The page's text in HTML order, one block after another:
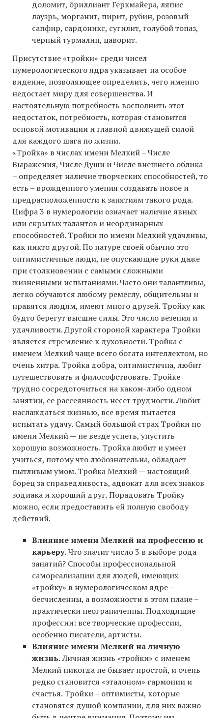
доломит, бриллиант Геркмайера, ляпис
лаузрь, морганит, пирит, рубин, розовый
сапфир, сардоникс, сугилит, голубой топаз,
черный турмалин, цаворит.
Присутствие «тройки» среди чисел
нумерологического ядра указывает на особое
видение, позволяющее определить, чего именно
недостает миру для совершенства. И
настоятельную потребность восполнить этот
недостаток, потребность, которая становится
основой мотивации и главной движущей силой
для каждого шага по жизни.
«Тройка» в числах имени Мелкий – Числе
Выражения, Числе Души и Числе внешнего облика
– определяет наличие творческих способностей, то
есть – врожденного умения создавать новое и
предрасположенности к занятиям такого рода.
Цифра 3 в нумерологии означает наличие явных
или скрытых талантов и неординарных
способностей. Тройки по имени Мелкий удачливы,
как никто другой. По натуре своей обычно это
оптимистичные люди, не опускающие руки даже
при столкновении с самыми сложными
жизненными испытаниями. Часто они талантливы,
легко обучаются любому ремеслу, общительны и
нравятся людям, имеют много друзей. Тройку как
будто берегут высшие силы. Это число везения и
удачливости. Другой стороной характера Тройки
является стремление к духовности. Тройка с
именем Мелкий чаще всего богата интеллектом, но
очень хитра. Тройка добра, оптимистична, любит
путешествовать и философствовать. Тройке
трудно сосредоточиться на каком-либо одном
занятии, ее рассеянность несет трудности. Любит
наслаждаться жизнью, все время пытается
испытать удачу. Самый большой страх Тройки по
имени Мелкий — не везде успеть, упустить
хорошую возможность. Тройка любит и умеет
учиться, потому что любознательна, обладает
пытливым умом. Тройка Мелкий — настоящий
борец за справедливость, адвокат для всех знаков
зодиака и хороший друг. Порадовать Тройку
можно, если предоставить ей полную свободу
действий.
Влияние имени Мелкий на профессию и
карьеру.Что значит число 3 в выборе рода
занятий? Способы профессиональной
самореализации для людей, имеющих
«тройку» в нумерологическом ядре –
бесчисленны, а возможности в этом плане –
практически неограниченны. Подходящие
профессии: все творческие профессии,
особенно писатели, артисты.
Влияние имени Мелкий на личную
жизнь.Личная жизнь «тройки» с именем
Мелкий никогда не бывает простой, и очень
редко становится «эталоном» гармонии и
счастья. Тройки – оптимисты, которые
становятся душой компании, для них важно